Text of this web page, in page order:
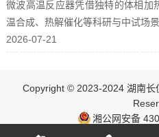
微波高温反应器凭借独特的体相加
温合成、热解催化等科研与中试场景
2026-07-21
Copyright © 2023-2024 湖南长
湘公网安备